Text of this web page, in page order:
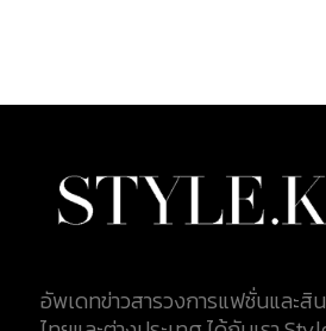
อัพเดทข่าวสารวงการแฟชั่นและสิ